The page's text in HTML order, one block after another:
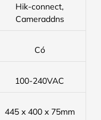
Hik-connect,
Cameraddns
Có
100-240VAC
445 x 400 x 75mm